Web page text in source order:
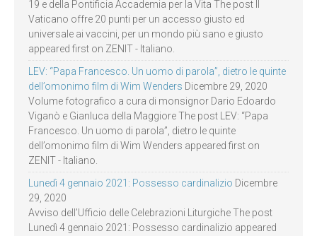
19 e della Pontificia Accademia per la Vita The post Il
Vaticano offre 20 punti per un accesso giusto ed
universale ai vaccini, per un mondo più sano e giusto
appeared first on ZENIT - Italiano.
LEV: “Papa Francesco. Un uomo di parola”, dietro le quinte
dell’omonimo film di Wim Wenders Dicembre 29, 2020
Volume fotografico a cura di monsignor Dario Edoardo
Viganò e Gianluca della Maggiore The post LEV: “Papa
Francesco. Un uomo di parola”, dietro le quinte
dell’omonimo film di Wim Wenders appeared first on
ZENIT - Italiano.
Lunedì 4 gennaio 2021: Possesso cardinalizio Dicembre
29, 2020
Avviso dell’Ufficio delle Celebrazioni Liturgiche The post
Lunedì 4 gennaio 2021: Possesso cardinalizio appeared